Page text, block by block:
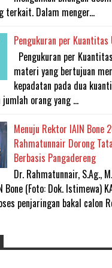
terkait. Dalam menger...
Pengukuran per Kuantitas
Pengukuran per
materi yang bertujuan
kepadatan pada dua
jumlah orang yang ...
Menuju Rektor IAIN Bone
Rahmatunnair Dorong
Berbasis Pangadereng
Dr. Rahmatunnair, S.Ag.,
(Foto: Dok. Istimewa)
penjaringan bakal calon